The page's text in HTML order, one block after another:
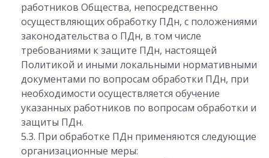
работников Общества, непосредственно
осуществляющих обработку ПДн, с положениями
законодательства о ПДн, в том числе
требованиями к защите ПДн, настоящей
Политикой и иными локальными нормативными
документами по вопросам обработки ПДн, при
необходимости осуществляется обучение
указанных работников по вопросам обработки и
защиты ПДн.
5.3. При обработке ПДн применяются следующие
организационные меры: